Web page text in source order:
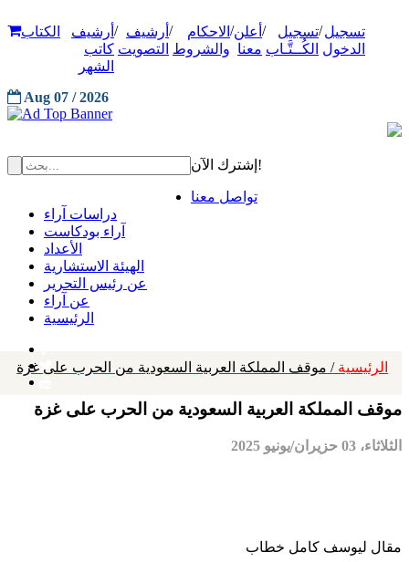
تسجيل
الدخول
/تسجيل
الكُــتَّـاب
/ أعلن
معنا
/ الاحكام
والشروط
/ أرشيف
التصويت
/ أرشيف
كاتب
الشهر
الكتاب
Aug 07 / 2026
إشترك الآن!
تواصل معنا
دراسات آراء
آراء بودكاست
الأعداد
الهيئة الاستشارية
عن رئيس التحرير
عن آراء
الرئيسية
الرئيسية / موقف المملكة العربية السعودية من الحرب على غزة
موقف المملكة العربية السعودية من الحرب على غزة
الثلاثاء، 03 حزيران/يونيو 2025
مقال ليوسف كامل خطاب